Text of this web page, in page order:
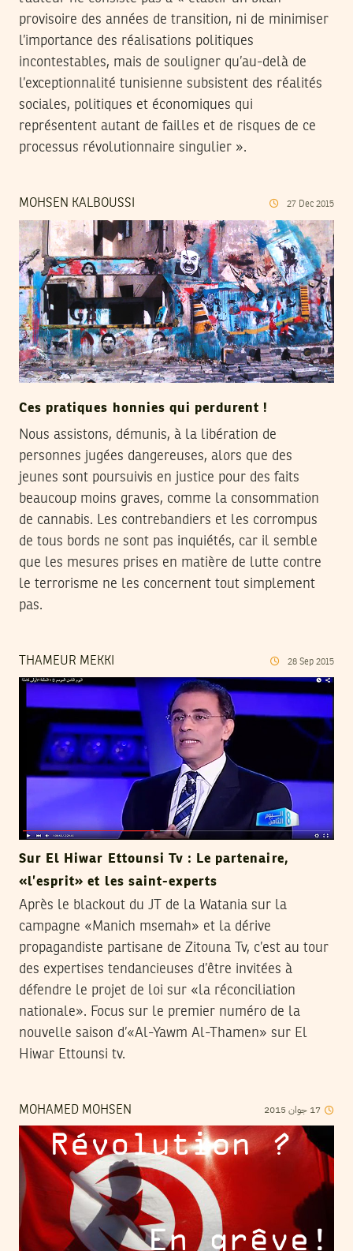
provisoire des années de transition, ni de minimiser
l’importance des réalisations politiques
incontestables, mais de souligner qu’au-delà de
l’exceptionnalité tunisienne subsistent des réalités
sociales, politiques et économiques qui
représentent autant de failles et de risques de ce
processus révolutionnaire singulier ».
MOHSEN KALBOUSSI 27 Dec 2015
Ces pratiques honnies qui perdurent !
Nous assistons, démunis, à la libération de
personnes jugées dangereuses, alors que des
jeunes sont poursuivis en justice pour des faits
beaucoup moins graves, comme la consommation
de cannabis. Les contrebandiers et les corrompus
de tous bords ne sont pas inquiétés, car il semble
que les mesures prises en matière de lutte contre
le terrorisme ne les concernent tout simplement
pas.
THAMEUR MEKKI 28 Sep 2015
Sur El Hiwar Ettounsi Tv : Le partenaire,
«l’esprit» et les saint-experts
Après le blackout du JT de la Watania sur la
campagne «Manich msemah» et la dérive
propagandiste partisane de Zitouna Tv, c’est au tour
des expertises tendancieuses d’être invitées à
défendre le projet de loi sur «la réconciliation
nationale». Focus sur le premier numéro de la
nouvelle saison d’«Al-Yawm Al-Thamen» sur El
Hiwar Ettounsi tv.
MOHAMED MOHSEN 17 جوان 2015